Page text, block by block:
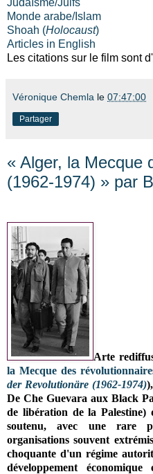
Monde arabe/Islam
Shoah (Holocaust)
Articles in English
Les citations sur le film sont
Véronique Chemla le 07:47:00
Partager
« Alger, la Mecque
(1962-1974) » par
Arte
la Mecque des
der Revolutionäre (1962-1974)
De Che Guevara aux Black
de libération de la
soutenu, avec une rare
organisations souvent
choquante d'un régime
développement